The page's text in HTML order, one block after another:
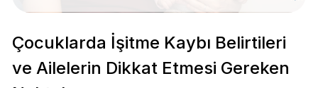
Çocuklarda İşitme Kaybı Belirtileri
ve Ailelerin Dikkat Etmesi Gereken